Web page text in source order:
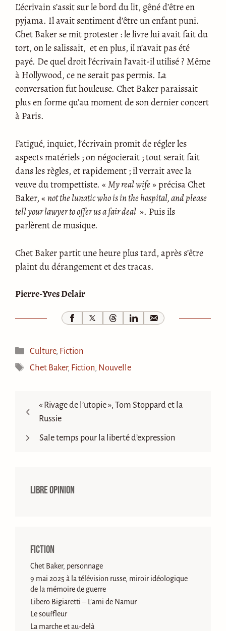
L’écrivain s’assit sur le bord du lit, gêné d’être en
pyjama. Il avait sentiment d’être un enfant puni.
Chet Baker se mit protester : le livre lui avait fait du
tort, on le salissait, et en plus, il n’avait pas été
payé. De quel droit l’écrivain l’avait-il utilisé ? Même
à Hollywood, ce ne serait pas permis. La
conversation fut houleuse. Chet Baker paraissait
plus en forme qu’au moment de son dernier concert
à Paris.
Fatigué, inquiet, l’écrivain promit de régler les
aspects matériels ; on négocierait ; tout serait fait
dans les règles, et rapidement ; il verrait avec la
veuve du trompettiste. « My real wife » précisa Chet
Baker, « not the lunatic who is in the hospital, and please
tell your lawyer to offer us a fair deal ». Puis ils
parlèrent de musique.
Chet Baker partit une heure plus tard, après s’être
plaint du dérangement et des tracas.
Pierre-Yves Delair
Catégories
Culture, Fiction
Étiquettes
Chet Baker, Fiction, Nouvelle
« Rivage de l’utopie », Tom Stoppard et la
Russie
Sale temps pour la liberté d’expression
Libre opinion
Fiction
Chet Baker, personnage
9 mai 2025 à la télévision russe, miroir idéologique
de la mémoire de guerre
Libero Bigiaretti – L’ami de Namur
Le souffleur
La marche et au-delà